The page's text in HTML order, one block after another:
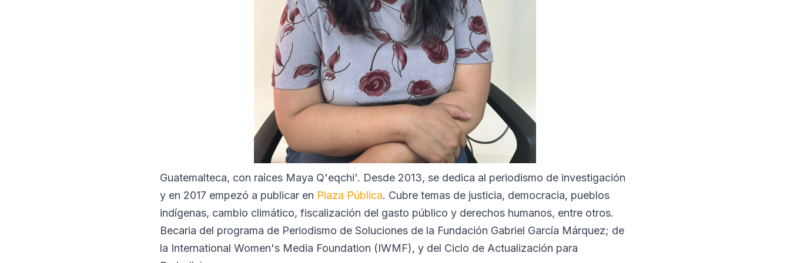
Guatemalteca, con raíces Maya Q'eqchi'. Desde 2013, se dedica al periodismo de investigación
y en 2017 empezó a publicar en Plaza Pública. Cubre temas de justicia, democracia, pueblos
indígenas, cambio climático, fiscalización del gasto público y derechos humanos, entre otros.
Becaria del programa de Periodismo de Soluciones de la Fundación Gabriel García Márquez; de
la International Women's Media Foundation (IWMF), y del Ciclo de Actualización para